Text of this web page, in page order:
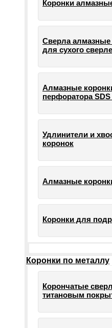
Коронки
Сверла алмазные
для сухого
Алмазные
перфоратора
Удлинители и
коронок
Алмазные
Коронки для
Коронки по металлу
Корончатые
титановым